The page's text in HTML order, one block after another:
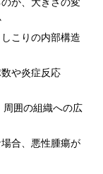
しこりの内部構造
や炎症反応
周囲の組織への広
合、悪性腫瘍が